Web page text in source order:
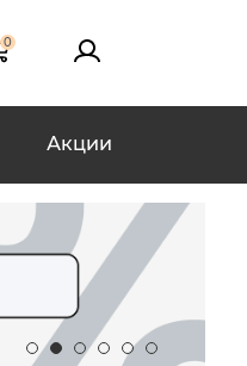
0
Акции